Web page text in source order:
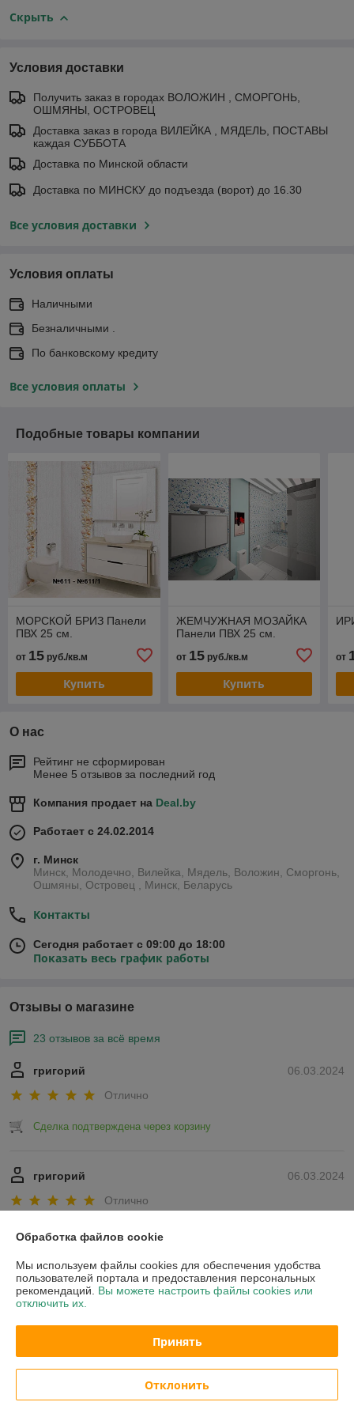
Скрыть
Условия доставки
Получить заказ в городах ВОЛОЖИН , СМОРГОНЬ,
ОШМЯНЫ, ОСТРОВЕЦ
Доставка заказ в города ВИЛЕЙКА , МЯДЕЛЬ, ПОСТАВЫ
каждая СУББОТА
Доставка по Минской области
Доставка по МИНСКУ до подъезда (ворот) до 16.30
Все условия доставки
Условия оплаты
Наличными
Безналичными .
По банковскому кредиту
Все условия оплаты
Подобные товары компании
МОРСКОЙ БРИЗ Панели
ПВХ 25 см.
от 15 руб./кв.м
Купить
ЖЕМЧУЖНАЯ МОЗАЙКА
Панели ПВХ 25 см.
от 15руб./кв.м
Купить
от
О нас
Рейтинг не сформирован
Менее 5 отзывов за последний год
Компания продает на Deal.by
Работает с 24.02.2014
г. Минск
Минск, Молодечно, Вилейка, Мядель, Воложин, Сморгонь,
Ошмяны, Островец , Минск, Беларусь
Контакты
Сегодня работает с 09:00 до 18:00
Показать весь график работы
Отзывы о магазине
23 отзывов за всё время
06.03.2024
григорий
Отлично
Сделка подтверждена через корзину
06.03.2024
григорий
Отлично
Показать все отзывы
О нас
Доставка и оплата
Обработка файлов cookie
Мы используем файлы cookies для обеспечения удобства
пользователей портала и предоставления персональных
рекомендаций. Вы можете настроить файлы cookies или
отключить их.
Принять
Отклонить